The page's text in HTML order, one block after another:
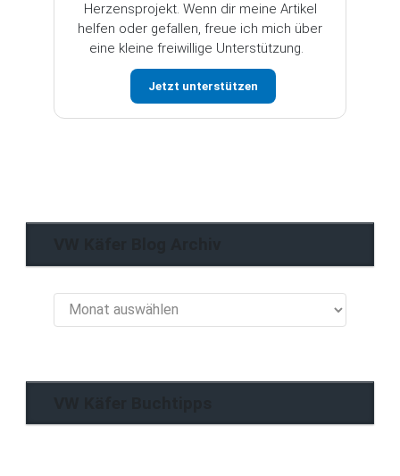
Herzensprojekt. Wenn dir meine Artikel
helfen oder gefallen, freue ich mich über
eine kleine freiwillige Unterstützung.
Jetzt unterstützen
Käfer